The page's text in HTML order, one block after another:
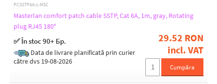
PCSSTP6A-1-MSC
Masterlan comfort patch cable SSTP, Cat 6A, 1m, gray, Rotating
plug RJ45 180°
✅ În stoc 90+ Бр.
Data de livrare planificată prin curier
către dvs 19-08-2026
29.52 RON
incl. VAT
Cumpăra